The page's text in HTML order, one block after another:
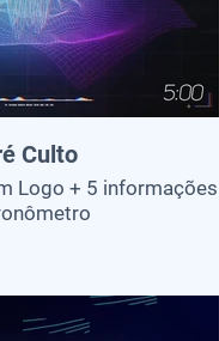
Culto
Logo + 5 informações